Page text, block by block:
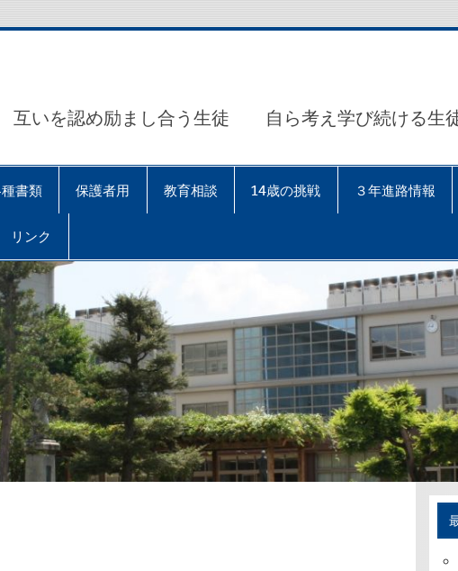
互いを認め励まし合う生徒 自ら考え学び続ける
書類 保護者用 教育相談 14歳の挑戦 ３年進路情報
リンク